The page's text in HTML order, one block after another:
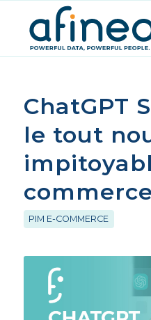
ChatGPT
le tout
commerce
PIM E-COMMERCE